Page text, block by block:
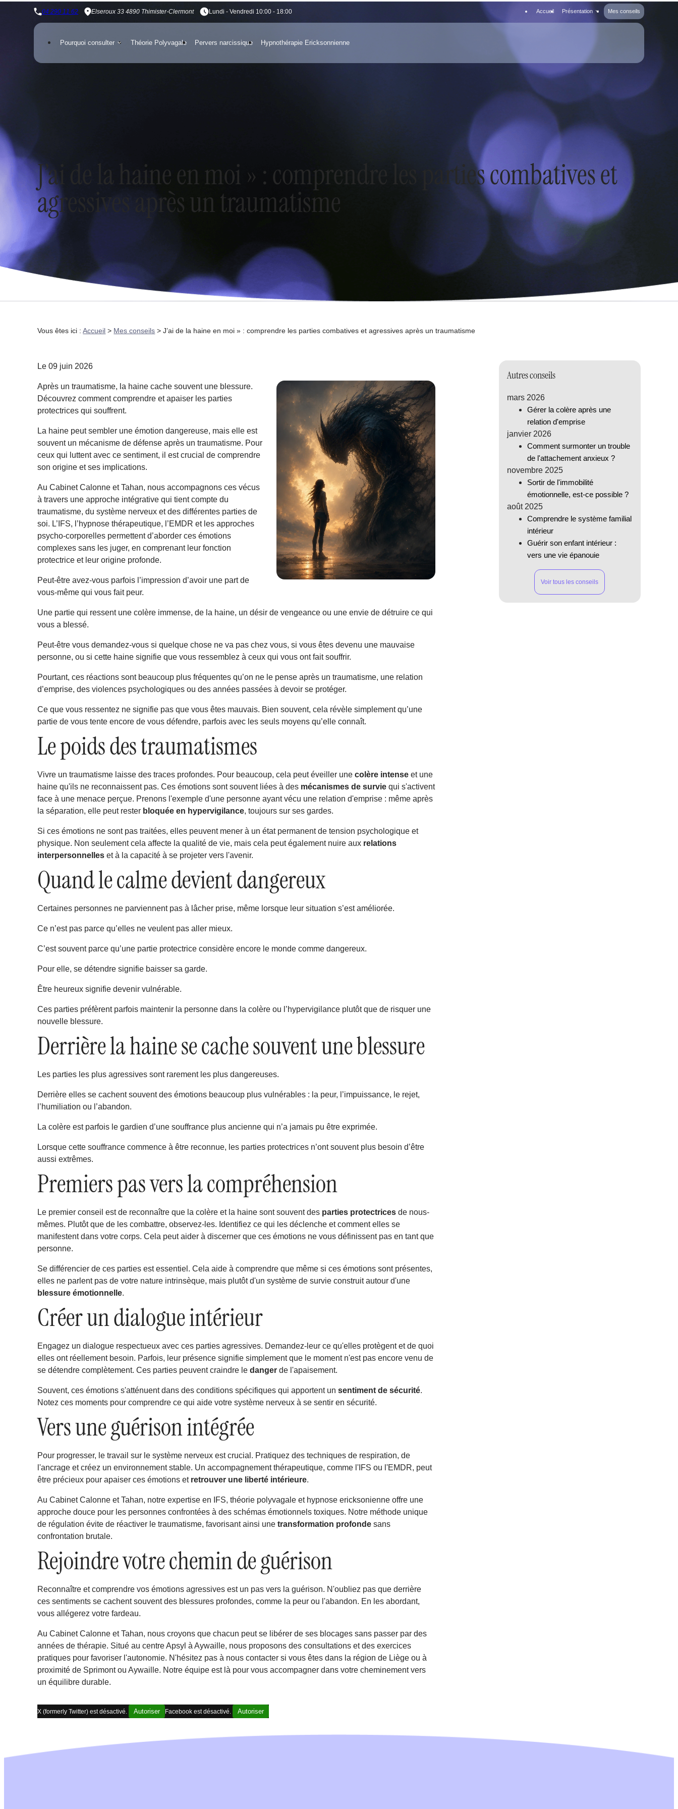
04 290 11 62 Elseroux 334890 Thimister-Clermont Lundi - Vendredi 10:00 - 18:00 Accueil Présentation Mes conseils
Pourquoi consulter Théorie Polyvagale Pervers narcissique Hypnothérapie Ericksonnienne
J’ai de la haine en moi » : comprendre les parties combatives et
agressives après un traumatisme
Vous êtes ici : Accueil > Mes conseils > J’ai de la haine en moi » : comprendre les parties combatives et agressives après un traumatisme
Le09 juin 2026
Après un traumatisme, la haine cache souvent une blessure.
Découvrez comment comprendre et apaiser les parties
protectrices qui souffrent.
La haine peut sembler une émotion dangereuse, mais elle est
souvent un mécanisme de défense après un traumatisme. Pour
ceux qui luttent avec ce sentiment, il est crucial de comprendre
son origine et ses implications.
Au Cabinet Calonne et Tahan, nous accompagnons ces vécus
à travers une approche intégrative qui tient compte du
traumatisme, du système nerveux et des différentes parties de
soi. L’IFS, l’hypnose thérapeutique, l’EMDR et les approches
psycho-corporelles permettent d’aborder ces émotions
complexes sans les juger, en comprenant leur fonction
protectrice et leur origine profonde.
Peut-être avez-vous parfois l’impression d’avoir une part de
vous-même qui vous fait peur.
Une partie qui ressent une colère immense, de la haine, un désir de vengeance ou une envie de détruire ce qui
vous a blessé.
Peut-être vous demandez-vous si quelque chose ne va pas chez vous, si vous êtes devenu une mauvaise
personne, ou si cette haine signifie que vous ressemblez à ceux qui vous ont fait souffrir.
Pourtant, ces réactions sont beaucoup plus fréquentes qu’on ne le pense après un traumatisme, une relation
d’emprise, des violences psychologiques ou des années passées à devoir se protéger.
Ce que vous ressentez ne signifie pas que vous êtes mauvais. Bien souvent, cela révèle simplement qu’une
partie de vous tente encore de vous défendre, parfois avec les seuls moyens qu’elle connaît.
Le poids des traumatismes
Vivre un traumatisme laisse des traces profondes. Pour beaucoup, cela peut éveiller unecolère intense et une
haine qu'ils ne reconnaissent pas. Ces émotions sont souvent liées à des mécanismes de survie qui s'activent
face à une menace perçue. Prenons l'exemple d'une personne ayant vécu une relation d'emprise : même après
la séparation, elle peut rester bloquée en hypervigilance, toujours sur ses gardes.
Si ces émotions ne sont pas traitées, elles peuvent mener à un état permanent de tension psychologique et
physique. Non seulement cela affecte la qualité de vie, mais cela peut également nuire aux relations
interpersonnelles et à la capacité à se projeter vers l'avenir.
Quand le calme devient dangereux
Certaines personnes ne parviennent pas à lâcher prise, même lorsque leur situation s’est améliorée.
Ce n’est pas parce qu’elles ne veulent pas aller mieux.
C’est souvent parce qu’une partie protectrice considère encore le monde comme dangereux.
Pour elle, se détendre signifie baisser sa garde.
Être heureux signifie devenir vulnérable.
Ces parties préfèrent parfois maintenir la personne dans la colère ou l’hypervigilance plutôt que de risquer une
nouvelle blessure.
Derrière la haine se cache souvent une blessure
Les parties les plus agressives sont rarement les plus dangereuses.
Derrière elles se cachent souvent des émotions beaucoup plus vulnérables : la peur, l’impuissance, le rejet,
l’humiliation ou l’abandon.
La colère est parfois le gardien d’une souffrance plus ancienne qui n’a jamais pu être exprimée.
Lorsque cette souffrance commence à être reconnue, les parties protectrices n’ont souvent plus besoin d’être
aussi extrêmes.
Premiers pas vers la compréhension
Le premier conseil est de reconnaître que la colère et la haine sont souvent des parties protectrices de nous-
mêmes. Plutôt que de les combattre, observez-les. Identifiez ce qui les déclenche et comment elles se
manifestent dans votre corps. Cela peut aider à discerner que ces émotions ne vous définissent pas en tant que
personne.
Se différencier de ces parties est essentiel. Cela aide à comprendre que même si ces émotions sont présentes,
elles ne parlent pas de votre nature intrinsèque, mais plutôt d'un système de survie construit autour d'une
blessure émotionnelle.
Créer un dialogue intérieur
Engagez un dialogue respectueux avec ces parties agressives. Demandez-leur ce qu'elles protègent et de quoi
elles ont réellement besoin. Parfois, leur présence signifie simplement que le moment n'est pas encore venu de
se détendre complètement. Ces parties peuvent craindre ledanger de l'apaisement.
Souvent, ces émotions s'atténuent dans des conditions spécifiques qui apportent unsentiment de sécurité.
Notez ces moments pour comprendre ce qui aide votre système nerveux à se sentir en sécurité.
Vers une guérison intégrée
Pour progresser, le travail sur le système nerveux est crucial. Pratiquez des techniques de respiration, de
l'ancrage et créez un environnement stable. Un accompagnement thérapeutique, comme l'IFS ou l'EMDR, peut
être précieux pour apaiser ces émotions et retrouver une liberté intérieure.
Au Cabinet Calonne et Tahan, notre expertise en IFS, théorie polyvagale et hypnose ericksonienne offre une
approche douce pour les personnes confrontées à des schémas émotionnels toxiques. Notre méthode unique
de régulation évite de réactiver le traumatisme, favorisant ainsi unetransformation profonde sans
confrontation brutale.
Rejoindre votre chemin de guérison
Reconnaître et comprendre vos émotions agressives est un pas vers la guérison. N'oubliez pas que derrière
ces sentiments se cachent souvent des blessures profondes, comme la peur ou l'abandon. En les abordant,
vous allégerez votre fardeau.
Au Cabinet Calonne et Tahan, nous croyons que chacun peut se libérer de ses blocages sans passer par des
années de thérapie. Situé au centre Apsyl à Aywaille, nous proposons des consultations et des exercices
pratiques pour favoriser l'autonomie. N'hésitez pas à nous contacter si vous êtes dans la région de Liège ou à
proximité de Sprimont ou Aywaille. Notre équipe est là pour vous accompagner dans votre cheminement vers
un équilibre durable.
X (formerly Twitter) est désactivé. Autoriser Facebook est désactivé. Autoriser
Autres conseils
mars 2026
Gérer la colère après une
relation d'emprise
janvier 2026
Comment surmonter un trouble
de l'attachement anxieux ?
novembre 2025
Sortir de l'immobilité
émotionnelle, est-ce possible ?
août 2025
Comprendre le système familial
intérieur
Guérir son enfant intérieur :
vers une vie épanouie
Voir tous les conseils
Panneau de gestion des cookies